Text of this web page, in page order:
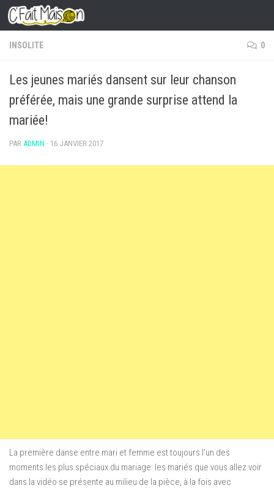
Skip to content
INSOLITE 0
Les jeunes mariés dansent sur leur chanson
préférée, mais une grande surprise attend la
mariée!
PAR ADMIN · 16 JANVIER 2017
La première danse entre mari et femme est toujours l’un des
moments les plus spéciaux du mariage: les mariés que vous allez voir
dans la vidéo se présente au milieu de la pièce, à la fois avec